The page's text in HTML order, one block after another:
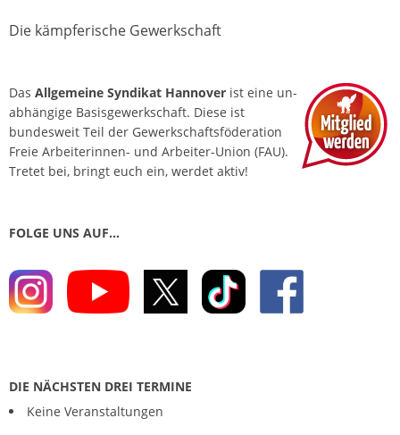
Die kämpferische Gewerkschaft
Das Allgemeine Syndikat Hannover ist eine un­
abhängige Basis­gewerkschaft. Diese ist
bundesweit Teil der Gewerkschafts­föderation
Freie Arbeiterinnen- und Arbeiter-Union (FAU).
Tretet bei, bringt euch ein, werdet aktiv!
FOLGE UNS AUF…
DIE NÄCHSTEN DREI TERMINE
Keine Veranstaltungen